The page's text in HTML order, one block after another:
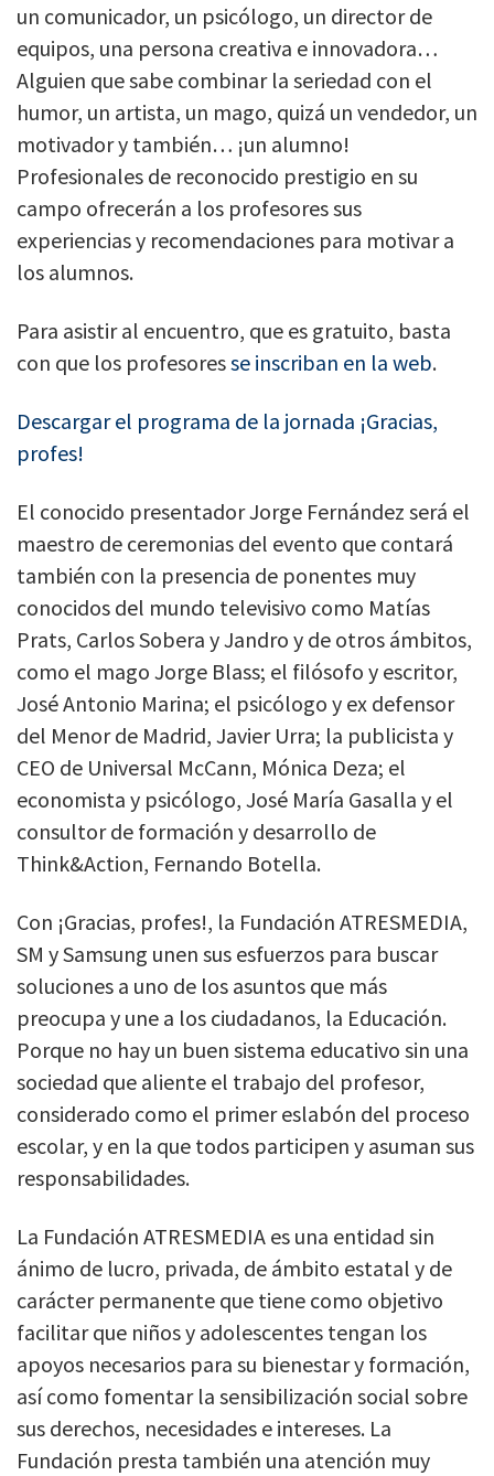
un comunicador, un psicólogo, un director de
equipos, una persona creativa e innovadora…
Alguien que sabe combinar la seriedad con el
humor, un artista, un mago, quizá un vendedor, un
motivador y también… ¡un alumno!
Profesionales de reconocido prestigio en su
campo ofrecerán a los profesores sus
experiencias y recomendaciones para motivar a
los alumnos.
Para asistir al encuentro, que es gratuito, basta
con que los profesoresse inscriban en la web.
Descargar el programa de la jornada ¡Gracias,
profes!
El conocido presentador Jorge Fernández será el
maestro de ceremonias del evento que contará
también con la presencia de ponentes muy
conocidos del mundo televisivo como Matías
Prats, Carlos Sobera y Jandro y de otros ámbitos,
como el mago Jorge Blass; el filósofo y escritor,
José Antonio Marina; el psicólogo y ex defensor
del Menor de Madrid, Javier Urra; la publicista y
CEO de Universal McCann, Mónica Deza; el
economista y psicólogo, José María Gasalla y el
consultor de formación y desarrollo de
Think&Action, Fernando Botella.
Con ¡Gracias, profes!, la Fundación ATRESMEDIA,
SM y Samsung unen sus esfuerzos para buscar
soluciones a uno de los asuntos que más
preocupa y une a los ciudadanos, la Educación.
Porque no hay un buen sistema educativo sin una
sociedad que aliente el trabajo del profesor,
considerado como el primer eslabón del proceso
escolar, y en la que todos participen y asuman sus
responsabilidades.
La Fundación ATRESMEDIA es una entidad sin
ánimo de lucro, privada, de ámbito estatal y de
carácter permanente que tiene como objetivo
facilitar que niños y adolescentes tengan los
apoyos necesarios para su bienestar y formación,
así como fomentar la sensibilización social sobre
sus derechos, necesidades e intereses. La
Fundación presta también una atención muy